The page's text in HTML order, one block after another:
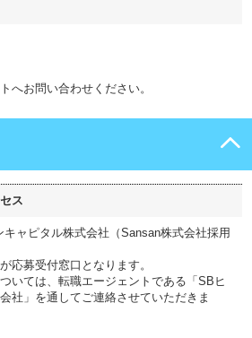
へお問い合わせください。
ス
ャピタル株式会社（Sansan株式会社採用
応募受付窓口となります。
いては、転職エージェントである「SBヒ
社」を通してご連絡させていただきま